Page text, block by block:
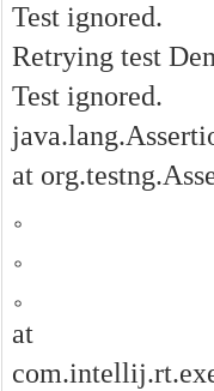
Test ignored.
Retrying test
Test ignored.
at
。
。
。
at